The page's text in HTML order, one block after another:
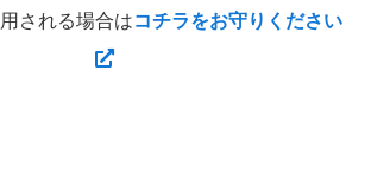
される場合はコチラをお守りください